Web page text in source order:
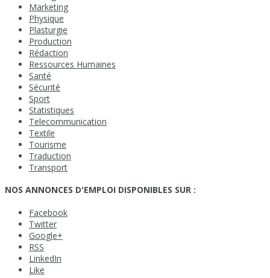
Marketing
Physique
Plasturgie
Production
Rédaction
Ressources Humaines
Santé
Sécurité
Sport
Statistiques
Telecommunication
Textile
Tourisme
Traduction
Transport
NOS ANNONCES D'EMPLOI DISPONIBLES SUR :
Facebook
Twitter
Google+
RSS
LinkedIn
Like